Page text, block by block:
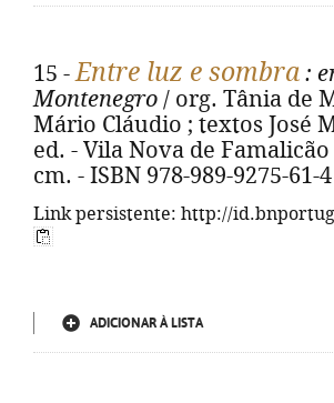
15 -Entre luz e sombra :
Montenegro / org. Tânia de
Mário Cláudio ; textos José
ed. - Vila Nova de
cm. - ISBN 978-989-9275-61-4
Link persistente: http://
ADICIONAR À LISTA